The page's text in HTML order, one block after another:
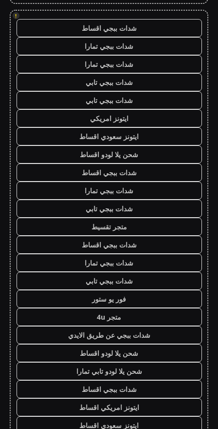
!
شدات ببجي اقساط
شدات ببجي تمارا
شدات ببجي تمارا
شدات ببجي تابي
شدات ببجي تابي
ايتونز امريكي
ايتونز سعودي اقساط
شحن يلا لودو اقساط
شدات ببجي اقساط
شدات ببجي تمارا
شدات ببجي تابي
متجر تقسيط
شدات ببجي اقساط
شدات ببجي تمارا
شدات ببجي تابي
فور يو ستور
متجر 4u
شدات ببجي عن طريق الايدي
شحن يلا لودو اقساط
شحن يلا لودو تابي تمارا
شدات ببجي اقساط
ايتونز امريكي اقساط
ايتونز سعودي اقساط